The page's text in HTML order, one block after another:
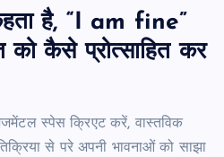
है, “I am fine”
को कैसे प्रोत्साहित कर
स्पेस क्रिएट करें, वास्तविक
से परे अपनी भावनाओं को साझा